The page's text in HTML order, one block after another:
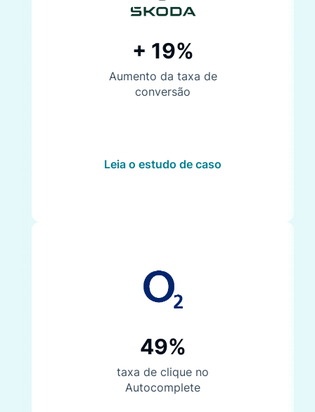
+ 19%
Aumento da taxa de
conversão
Leia o estudo de caso
49%
taxa de clique no
Autocomplete